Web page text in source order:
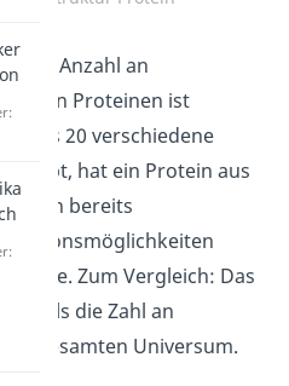
Anzahl an
Proteinen ist
Da es 20 verschiedene
gibt, hat ein Protein aus
bereits
Zum Vergleich: Das
als die Zahl an
im gesamten Universum.